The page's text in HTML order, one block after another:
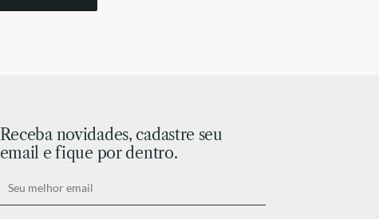
Receba novidades, cadastre seu
email e fique por dentro.